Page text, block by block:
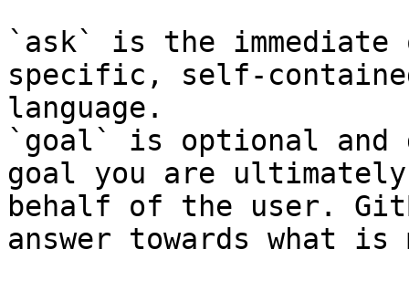
`ask` is the
specific, self-
language.
`goal` is optional and
goal you are
behalf of the user.
answer towards what